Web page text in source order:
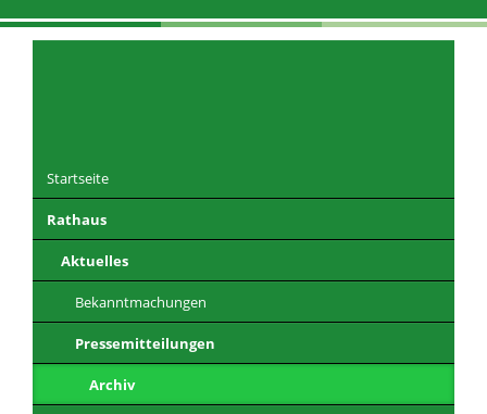
DE EN CZ PL
Startseite
Rathaus
Aktuelles
Bekanntmachungen
Pressemitteilungen
Archiv